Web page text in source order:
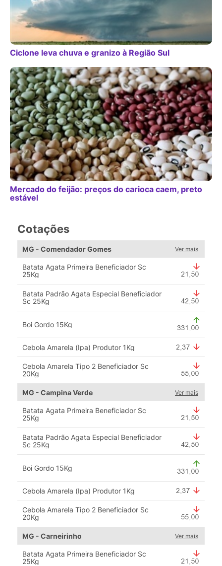
Ciclone leva chuva e granizo à Região Sul
Mercado do feijão: preços do carioca caem, preto
estável
Cotações
MG - Comendador Gomes Ver mais
Batata Agata Primeira Beneficiador Sc
25Kg
Batata Padrão Agata Especial Beneficiador
Sc 25Kg
Boi Gordo 15Kg
Cebola Amarela (Ipa) Produtor 1Kg
Cebola Amarela Tipo 2 Beneficiador Sc
20Kg
MG - Campina Verde Ver mais
Batata Agata Primeira Beneficiador Sc
25Kg
Batata Padrão Agata Especial Beneficiador
Sc 25Kg
Boi Gordo 15Kg
Cebola Amarela (Ipa) Produtor 1Kg
Cebola Amarela Tipo 2 Beneficiador Sc
20Kg
MG - Carneirinho Ver mais
Batata Agata Primeira Beneficiador Sc
25Kg